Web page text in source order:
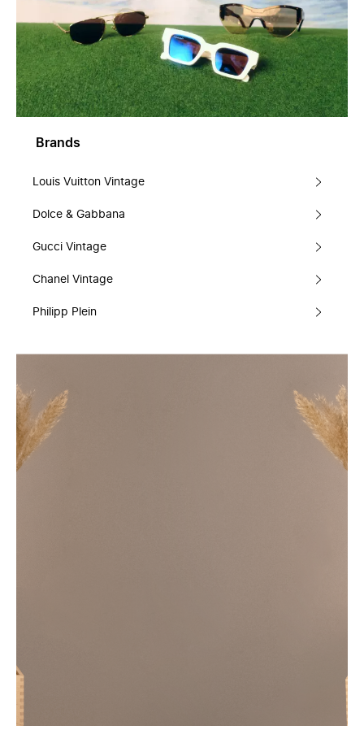
Brands
Louis Vuitton Vintage
Dolce & Gabbana
Gucci Vintage
Chanel Vintage
Philipp Plein